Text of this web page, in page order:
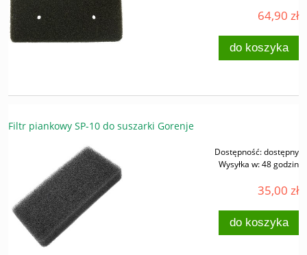
64,90 zł
do koszyka
Filtr piankowy SP-10 do suszarki Gorenje
Dostępność:dostępny
Wysyłka w:48 godzin
35,00 zł
do koszyka